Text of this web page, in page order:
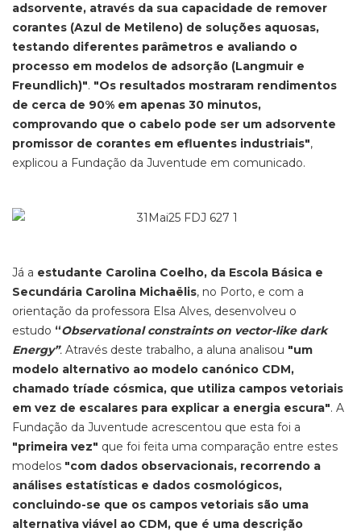
adsorvente, através da sua capacidade de remover
corantes (Azul de Metileno) de soluções aquosas,
testando diferentes parâmetros e avaliando o
processo em modelos de adsorção (Langmuir e
Freundlich)". "Os resultados mostraram rendimentos
de cerca de 90% em apenas 30 minutos,
comprovando que o cabelo pode ser um adsorvente
promissor de corantes em efluentes industriais",
explicou a Fundação da Juventude em comunicado.
Já a estudante Carolina Coelho, da Escola Básica e
Secundária Carolina Michaëlis, no Porto, e com a
orientação da professora Elsa Alves, desenvolveu o
estudo “Observational constraints on vector-like dark
Energy”. Através deste trabalho, a aluna analisou "um
modelo alternativo ao modelo canónico CDM,
chamado tríade cósmica, que utiliza campos vetoriais
em vez de escalares para explicar a energia escura". A
Fundação da Juventude acrescentou que esta foi a
"primeira vez" que foi feita uma comparação entre estes
modelos "com dados observacionais, recorrendo a
análises estatísticas e dados cosmológicos,
concluindo-se que os campos vetoriais são uma
alternativa viável ao CDM, que é uma descrição